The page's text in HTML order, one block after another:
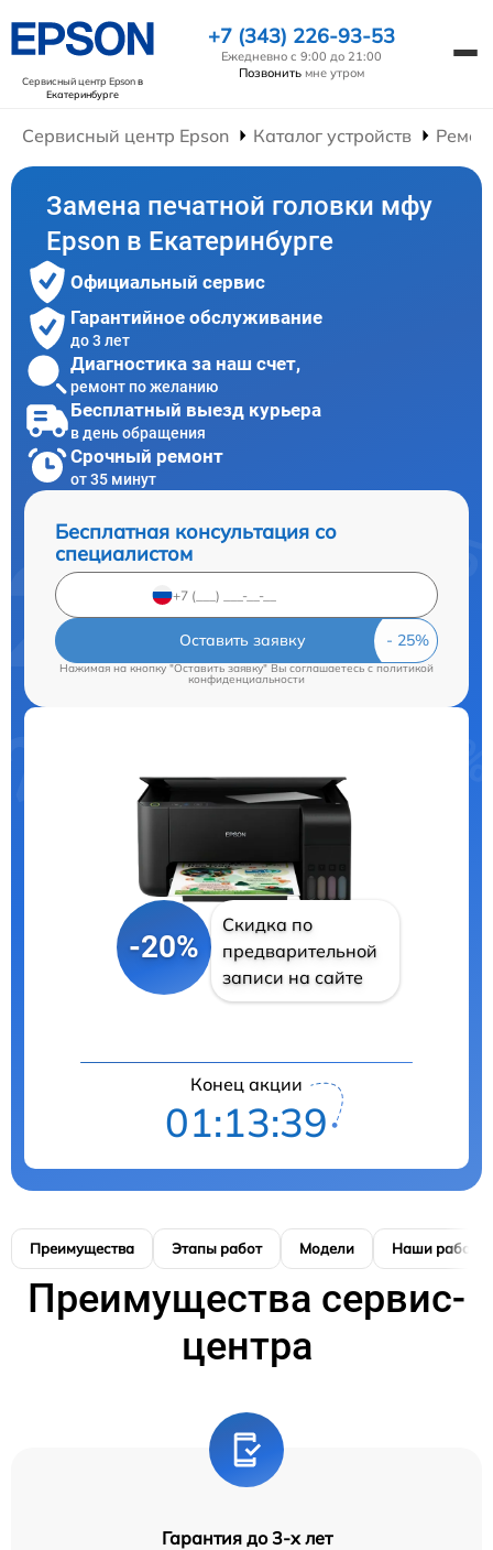
Сервисный центр Epsonв
Екатеринбурге
+7 (343) 226-93-53
Ежедневно с 9:00 до 21:00
Позвонить мне утром
Сервисный центр Epson Каталог устройств
Замена печатной головки мфу
Epson в Екатеринбурге
Официальный сервис
Гарантийное обслуживание
до 3 лет
Диагностика за наш счет,
ремонт по желанию
Бесплатный выезд курьера
в день обращения
Срочный ремонт
от 35 минут
Бесплатная консультация со
специалистом
Оставить заявку
Нажимая на кнопку "Оставить заявку" Вы соглашаетесь cполитикой
конфиденциальности
-20%
Скидка по
предварительной
записи на сайте
Конец акции
01:13:39
Преимущества Этапы работ Модели Наши работы
Преимущества сервис-
центра
Гарантия до 3-х лет